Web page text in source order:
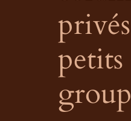
petits